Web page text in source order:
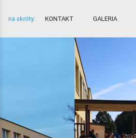
na skróty: KONTAKT GALERIA